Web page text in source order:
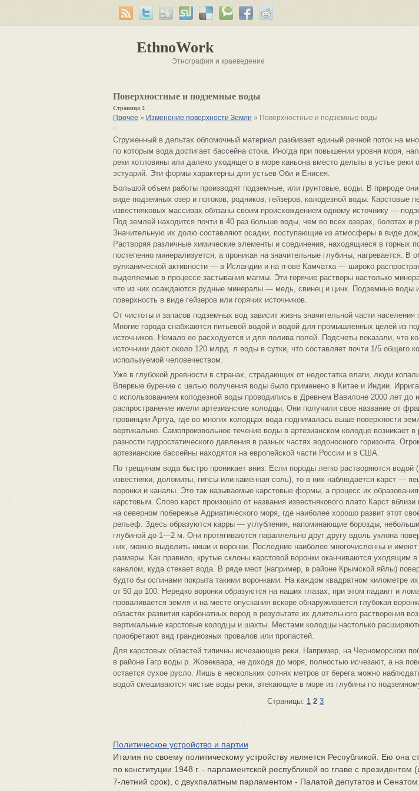
EthnoWork
Этнография и краеведение
Поверхностные и подземные воды
Страница 2
Прочее » Изменение поверхности Земли » Поверхностные и подземные воды
Сгруженный в дельтах обломочный материал разбивает единый речной поток на
по которым вода достигает бассейна стока. Иногда при повышении уровня моря,
реки котловины или далеко уходящего в море каньона вместо дельты в устье реки
эстуарий. Эти формы характерны для устьев Оби и Енисея.
Большой объем работы производят подземные, или грунтовые, воды. В природе
виде подземных озер и потоков, родников, гейзеров, колодезной воды. Карстовые
известняковых массивах обязаны своим происхождением одному источнику —
Под землей находится почти в 40 раз больше воды, чем во всех озерах, болотах и
Значительную их долю составляют осадки, поступающие из атмосферы в виде
Растворяя различные химические элементы и соединения, находящиеся в горных
постепенно минерализуется, а проникая на значительные глубины, нагревается. В
вулканической активности — в Исландии и на п-ове Камчатка — широко
выделяемые в процессе застывания магмы. Эти горячие растворы настолько
что из них осаждаются рудные минералы — медь, свинец и цинк. Подземные воды
поверхность в виде гейзеров или горячих источников.
От чистоты и запасов подземных вод зависит жизнь значительной части населения
Многие города снабжаются питьевой водой и водой для промышленных целей из
источников. Немало ее расходуется и для полива полей. Подсчеты показали, что
источники дают около 120 млрд. л воды в сутки, что составляет почти 1/5 общего
используемой человечеством.
Уже в глубокой древности в странах, страдающих от недостатка влаги, люди
Впервые бурение с целью получения воды было применено в Китае и Индии.
с использованием колодезной воды проводились в Древнем Вавилоне 2000 лет до
распространение имели артезианские колодцы. Они получили свое название от
провинции Артуа, где во многих колодцах вода поднималась выше поверхности
вертикально. Самопроизвольное течение воды в артезианском колодце возникает в
разности гидростатического давления в разных частях водоносного горизонта.
артезианские бассейны находятся на европейской части России и в США.
По трещинам вода быстро проникает вниз. Если породы легко растворяются водой
известняки, доломиты, гипсы или каменная соль), то в них наблюдается карст —
воронки и каналы. Это так называемые карстовые формы, а процесс их
карстовым. Слово карст произошло от названия известнякового плато Карст вблизи
на северном побережье Адриатического моря, где наиболее хорошо развит этот
рельеф. Здесь образуются карры — углубления, напоминающие борозды,
глубиной до 1—2 м. Они протягиваются параллельно друг другу вдоль уклона
них, можно выделить ниши и воронки. Последние наиболее многочисленны и имеют
размеры. Как правило, крутые склоны карстовой воронки оканчиваются уходящим в
каналом, куда стекает вода. В ряде мест (например, в районе Крымской яйлы)
будто бы оспинами покрыта такими воронками. На каждом квадратном километре
от 50 до 100. Нередко воронки образуются на наших глазах, при этом падают и
проваливается земля и на месте опускания вскоре обнаруживается глубокая
областях развития карбонатных пород в результате их длительного растворения
вертикальные карстовые колодцы и шахты. Местами колодцы настолько
приобретают вид грандиозных провалов или пропастей.
Для карстовых областей типичны исчезающие реки. Например, на Черноморском
в районе Гагр воды р. Жовеквара, не доходя до моря, полностью исчезают, а на
остается сухое русло. Лишь в нескольких сотнях метров от берега можно
водой смешиваются чистые воды реки, втекающие в море из глубины по
Страницы: 1 2 3
Политическое устройство и партии
Италия по своему политическому устройству является Республикой. Ею она
по конституции 1948 г. - пар­ламентской республикой во главе с президентом
7-лет­ний срок), с двухпалатным парла­ментом - Палатой депутатов и